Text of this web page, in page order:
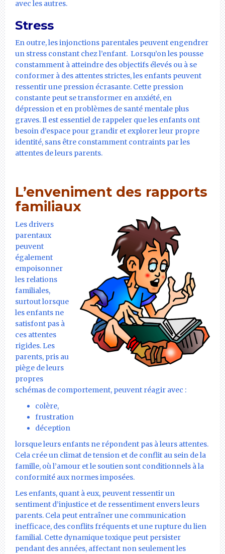
avec les autres.
Stress
En outre, les injonctions parentales peuvent engendrer
un stress constant chez l’enfant. Lorsqu’on les pousse
constamment à atteindre des objectifs élevés ou à se
conformer à des attentes strictes, les enfants peuvent
ressentir une pression écrasante. Cette pression
constante peut se transformer en anxiété, en
dépression et en problèmes de santé mentale plus
graves. Il est essentiel de rappeler que les enfants ont
besoin d’espace pour grandir et explorer leur propre
identité, sans être constamment contraints par les
attentes de leurs parents.
L’enveniment des rapports
familiaux
Les drivers
parentaux
peuvent
également
empoisonner
les relations
familiales,
surtout lorsque
les enfants ne
satisfont pas à
ces attentes
rigides. Les
parents, pris au
piège de leurs
propres
schémas de comportement, peuvent réagir avec :
colère,
frustration
déception
lorsque leurs enfants ne répondent pas à leurs attentes.
Cela crée un climat de tension et de conflit au sein de la
famille, où l’amour et le soutien sont conditionnels à la
conformité aux normes imposées.
Les enfants, quant à eux, peuvent ressentir un
sentiment d’injustice et de ressentiment envers leurs
parents. Cela peut entraîner une communication
inefficace, des conflits fréquents et une rupture du lien
familial. Cette dynamique toxique peut persister
pendant des années, affectant non seulement les